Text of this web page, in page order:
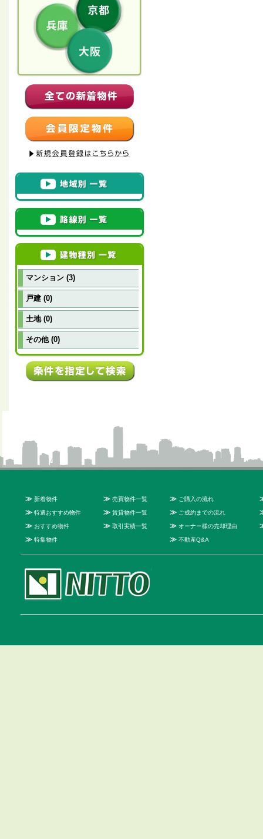
マンション (3)
戸建 (0)
土地 (0)
その他 (0)
≫ 新着物件
≫ 特選おすすめ物件
≫ おすすめ物件
≫ 特集物件
≫ 売買物件一覧
≫ 賃貸物件一覧
≫ 取引実績一覧
≫ ご購入の流れ
≫ ご成約までの流れ
≫ オーナー様の売却理由
≫ 不動産Q&A